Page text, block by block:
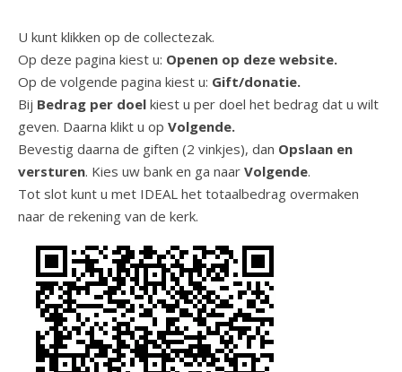
U kunt klikken op de collectezak.
Op deze pagina kiest u: Openen op deze website.
Op de volgende pagina kiest u: Gift/donatie.
Bij Bedrag per doel kiest u per doel het bedrag dat u wilt
geven. Daarna klikt u op Volgende.
Bevestig daarna de giften (2 vinkjes), dan Opslaan en
versturen. Kies uw bank en ga naar Volgende.
Tot slot kunt u met IDEAL het totaalbedrag overmaken
naar de rekening van de kerk.